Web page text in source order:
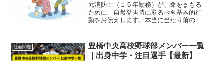
元消防士（１５年勤務）が、命をまもる
ために、自然災害時に取るべき基本的行
動をお伝えします。本当に当たり前のこ
目の避難をすることです。
社会問題
豊橋中央高校野球部メンバー一覧
｜出身中学・注目選手【最新】